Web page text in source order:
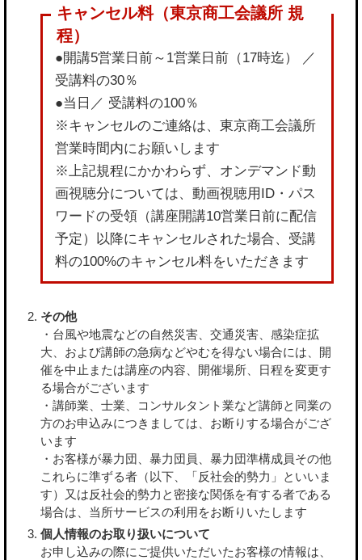
●開講5営業日前～1営業日前（17時迄） ／
受講料の30％
●当日／ 受講料の100％
※キャンセルのご連絡は、東京商工会議所
営業時間内にお願いします
※上記規程にかかわらず、オンデマンド動
画視聴分については、動画視聴用ID・パス
ワードの受領（講座開講10営業日前に配信
予定）以降にキャンセルされた場合、受講
料の100%のキャンセル料をいただきます
その他
・台風や地震などの自然災害、交通災害、感染症拡
大、および講師の急病などやむを得ない場合には、開
催を中止または講座の内容、開催場所、日程を変更す
る場合がございます
・講師業、士業、コンサルタント業など講師と同業の
方のお申込みにつきましては、お断りする場合がござ
います
・お客様が暴力団、暴力団員、暴力団準構成員その他
これらに準ずる者（以下、「反社会的勢力」といいま
す）又は反社会的勢力と密接な関係を有する者である
場合は、当所サービスの利用をお断りいたします
個人情報のお取り扱いについて
お申し込みの際にご提供いただいたお客様の情報は、